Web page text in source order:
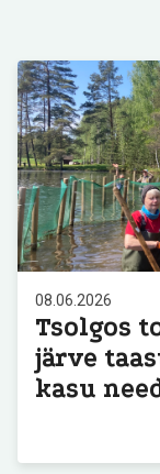
08.06.2026
Tsolgos
järve
kasu